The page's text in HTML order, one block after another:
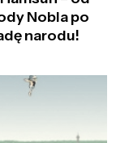
Nobla po
narodu!